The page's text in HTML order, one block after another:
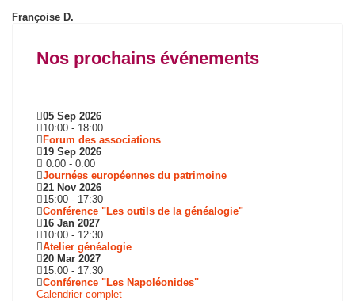
Françoise D.
Nos prochains événements
05 Sep 2026
10:00 - 18:00
Forum des associations
19 Sep 2026
0:00 - 0:00
Journées européennes du patrimoine
21 Nov 2026
15:00 - 17:30
Conférence "Les outils de la généalogie"
16 Jan 2027
10:00 - 12:30
Atelier généalogie
20 Mar 2027
15:00 - 17:30
Conférence "Les Napoléonides"
Calendrier complet